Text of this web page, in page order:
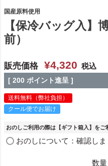
国産原料使用
【保冷バッグ入】
前）
販売価格 ¥4,320 税込
[ 200 ポイント進呈 ]
送料無料（弊社負担）
クール便でお届け
おのしご利用の際は【ギフト箱入】をご
おのしについて：確認しま
数量